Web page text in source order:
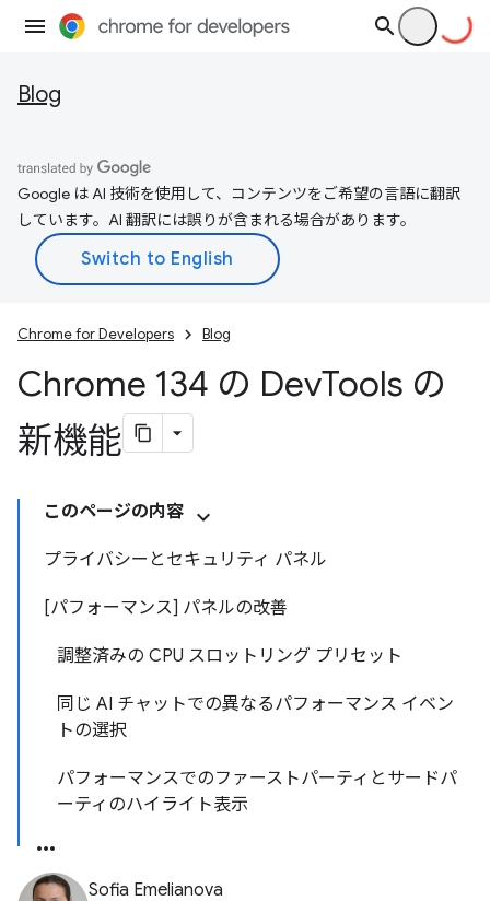
Blog
Google は AI 技術を使用して、コンテンツをご希望の言語に翻訳
しています。AI 翻訳には誤りが含まれる場合があります。
Chrome for Developers Blog
Chrome 134 の DevTools の
新機能
このページの内容
プライバシーとセキュリティ パネル
[パフォーマンス] パネルの改善
調整済みの CPU スロットリング プリセット
同じ AI チャットでの異なるパフォーマンス イベン
トの選択
パフォーマンスでのファーストパーティとサードパ
ーティのハイライト表示
Sofia Emelianova